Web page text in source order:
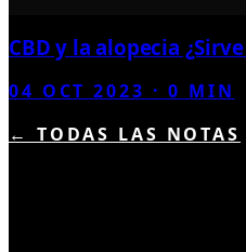
CBD y la alopecia
04 OCT 2023 ·0 MIN
← TODAS LAS NOTAS